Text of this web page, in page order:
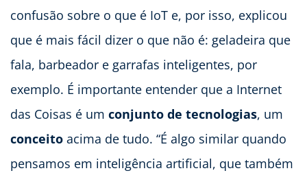
confusão sobre o que é IoT e, por isso, explicou
que é mais fácil dizer o que não é: geladeira que
fala, barbeador e garrafas inteligentes, por
exemplo. É importante entender que a Internet
das Coisas é um conjunto de tecnologias, um
conceito acima de tudo. “É algo similar quando
pensamos em inteligência artificial, que também